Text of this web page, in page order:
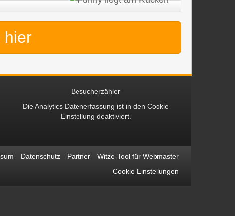
hier
Besucherzähler
Die Analytics Datenerfassung ist in den Cookie
Einstellung deaktiviert.
Datenschutz Partner
Witze-Tool für Webmaster
Cookie Einstellungen